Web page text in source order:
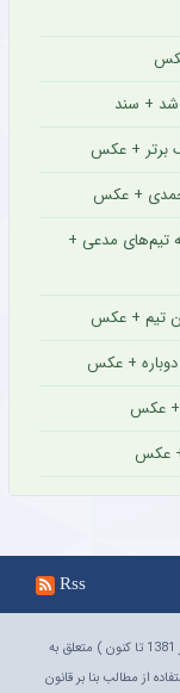
شد + سند
برتر + عکس
+ عکس
تیم‌های مدعی +
تیم + عکس
دوباره + عکس
+ عکس
+ عکس
Rss
تمام حقوق مادی و معنوی این پایگاه خبری ( از 1381 تا کنون ) متعلق به
از مطالب بنا بر قانون